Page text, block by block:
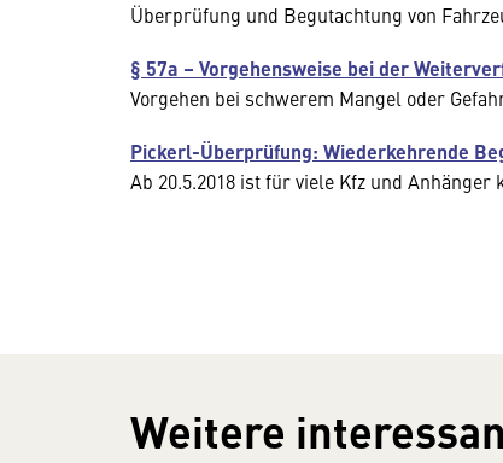
Überprüfung und Begutachtung von
§ 57a – Vorgehensweise bei der
Vorgehen bei schwerem Mangel oder
Pickerl-Überprüfung: Wiederkehrende
Ab 20.5.2018 ist für viele Kfz und
Weitere